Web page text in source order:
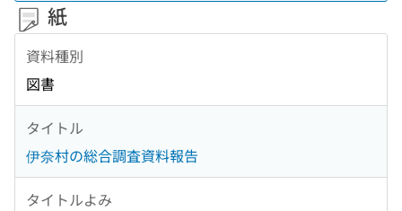
紙
資料種別
図書
タイトル
伊奈村の総合調査資料報告
タイトルよみ